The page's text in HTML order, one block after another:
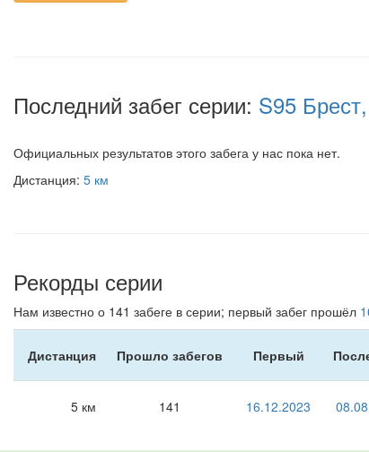
Последний забег серии: S95
Официальных результатов этого забега у нас пока нет.
Дистанция: 5 км
Рекорды серии
Нам известно о 141 забеге в серии; первый забег прошёл
Дистанция Прошло забегов Первый
5 км 141 16.12.2023